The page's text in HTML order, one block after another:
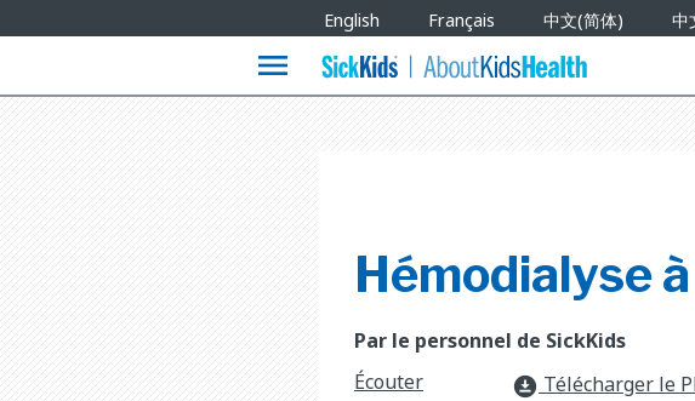
Languages
English Français 中文(简体) 中
menu
Hémodialyse
Par le personnel de SickKids
Écouter
download_for_offline Télécharger le